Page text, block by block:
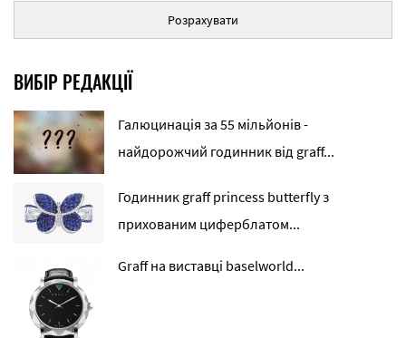
Розрахувати
ВИБІР РЕДАКЦІЇ
Галюцинація за 55 мільйонів -
найдорожчий годинник від graff...
Годинник graff princess butterfly з
прихованим циферблатом...
Graff на виставці baselworld...